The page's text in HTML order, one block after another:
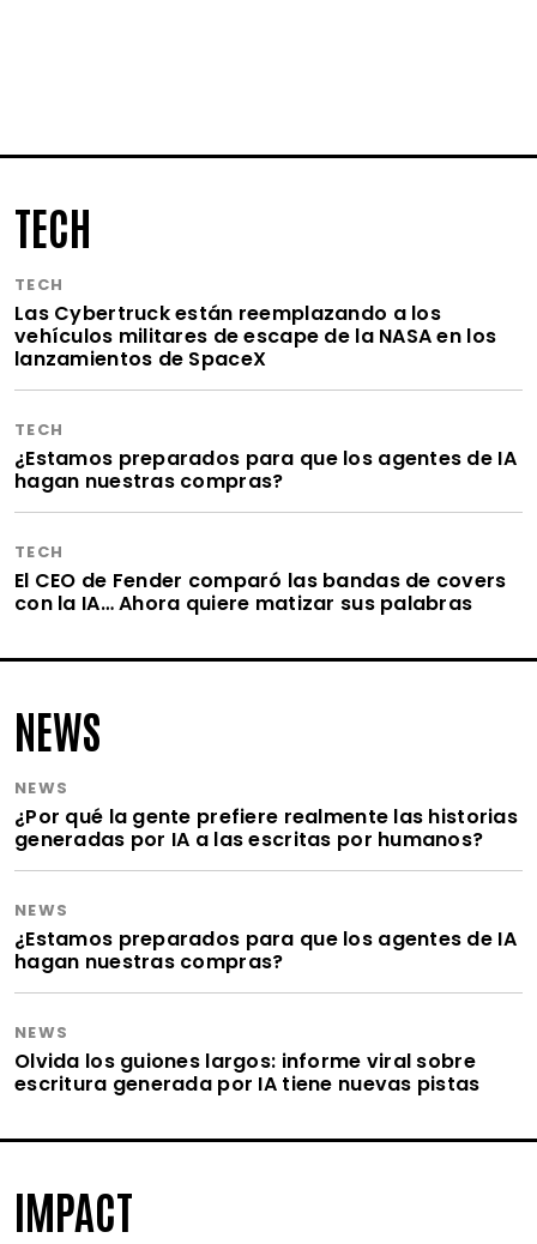
TECH
TECH
Las Cybertruck están reemplazando a los
vehículos militares de escape de la NASA en los
lanzamientos de SpaceX
TECH
¿Estamos preparados para que los agentes de IA
hagan nuestras compras?
TECH
El CEO de Fender comparó las bandas de covers
con la IA… Ahora quiere matizar sus palabras
NEWS
NEWS
¿Por qué la gente prefiere realmente las historias
generadas por IA a las escritas por humanos?
NEWS
¿Estamos preparados para que los agentes de IA
hagan nuestras compras?
NEWS
Olvida los guiones largos: informe viral sobre
escritura generada por IA tiene nuevas pistas
IMPACT